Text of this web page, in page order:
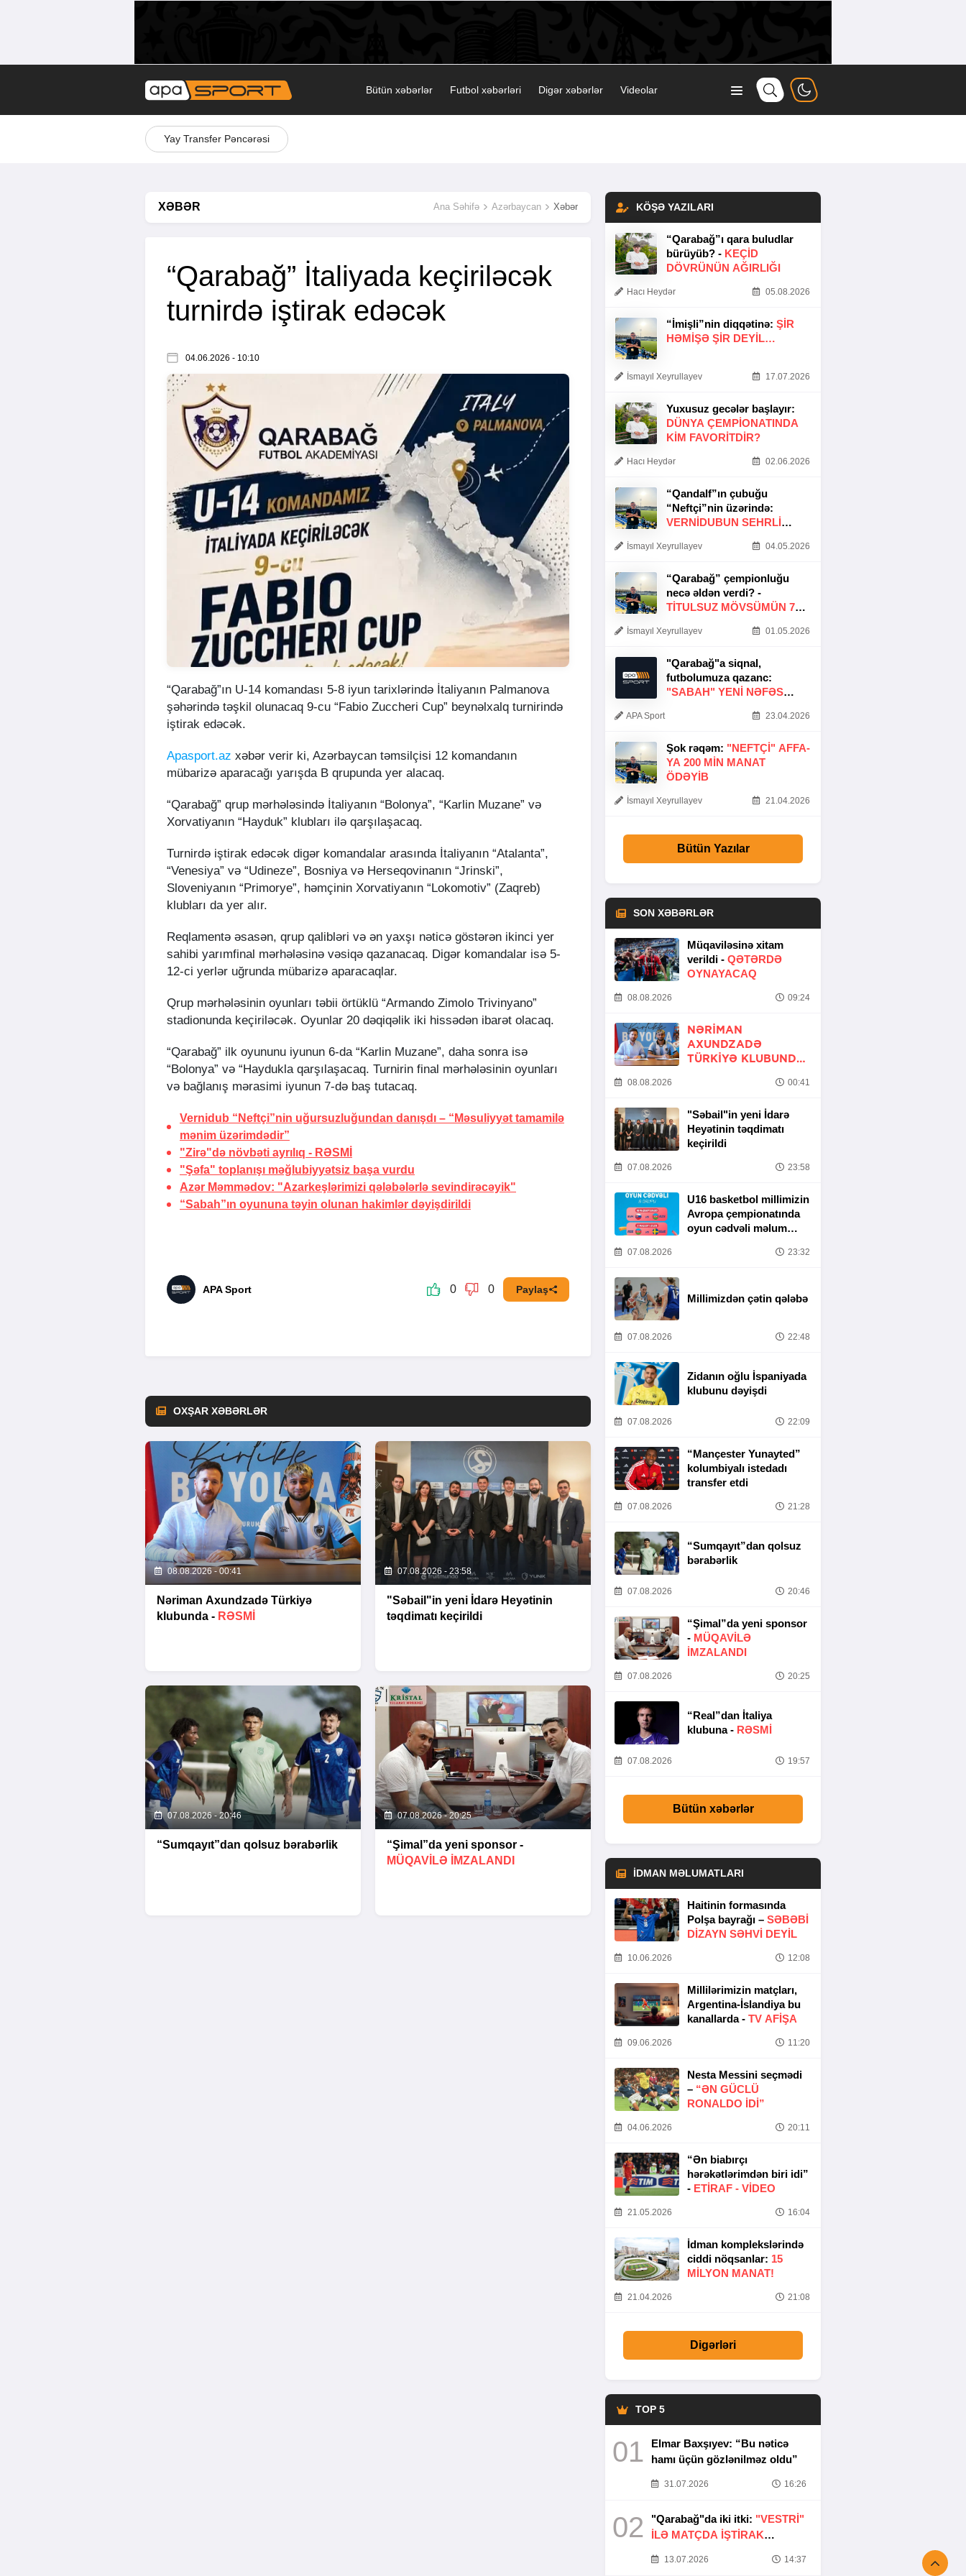
Bütün xəbərlər Futbol xəbərləri Digər xəbərlər Videolar
Yay Transfer Pəncərəsi
XƏBƏR Ana Səhifə Azərbaycan Xəbər
“Qarabağ” İtaliyada keçiriləcək
turnirdə iştirak edəcək
04.06.2026 - 10:10
“Qarabağ”ın U-14 komandası 5-8 iyun tarixlərində İtaliyanın Palmanova
şəhərində təşkil olunacaq 9-cu “Fabio Zuccheri Cup” beynəlxalq turnirində
iştirak edəcək.
Apasport.az xəbər verir ki, Azərbaycan təmsilçisi 12 komandanın
mübarizə aparacağı yarışda B qrupunda yer alacaq.
“Qarabağ” qrup mərhələsində İtaliyanın “Bolonya”, “Karlin Muzane” və
Xorvatiyanın “Hayduk” klubları ilə qarşılaşacaq.
Turnirdə iştirak edəcək digər komandalar arasında İtaliyanın “Atalanta”,
“Venesiya” və “Udineze”, Bosniya və Herseqovinanın “Jrinski”,
Sloveniyanın “Primorye”, həmçinin Xorvatiyanın “Lokomotiv” (Zaqreb)
klubları da yer alır.
Reqlamentə əsasən, qrup qalibləri və ən yaxşı nəticə göstərən ikinci yer
sahibi yarımfinal mərhələsinə vəsiqə qazanacaq. Digər komandalar isə 5-
12-ci yerlər uğrunda mübarizə aparacaqlar.
Qrup mərhələsinin oyunları təbii örtüklü “Armando Zimolo Trivinyano”
stadionunda keçiriləcək. Oyunlar 20 dəqiqəlik iki hissədən ibarət olacaq.
“Qarabağ” ilk oyununu iyunun 6-da “Karlin Muzane”, daha sonra isə
“Bolonya” və “Haydukla qarşılaşacaq. Turnirin final mərhələsinin oyunları
və bağlanış mərasimi iyunun 7-də baş tutacaq.
Vernidub “Neftçi”nin uğursuzluğundan danışdı – “Məsuliyyət tamamilə
mənim üzərimdədir”
"Zirə"də növbəti ayrılıq - RƏSMİ
"Şəfa" toplanışı məğlubiyyətsiz başa vurdu
Azər Məmmədov: "Azarkeşlərimizi qələbələrlə sevindirəcəyik"
“Sabah”ın oyununa təyin olunan hakimlər dəyişdirildi
APA Sport 0 0 Paylaş
OXŞAR XƏBƏRLƏR
08.08.2026 - 00:41
Nəriman Axundzadə Türkiyə
klubunda - RƏSMİ
07.08.2026 - 23:58
"Səbail"in yeni İdarə Heyətinin
təqdimatı keçirildi
07.08.2026 - 20:46
“Sumqayıt”dan qolsuz bərabərlik
07.08.2026 - 20:25
“Şimal”da yeni sponsor -
MÜQAVİLƏ İMZALANDI
KÖŞƏ YAZILARI
“Qarabağ”ı qara buludlar
bürüyüb? - KEÇID
DÖVRÜNÜN AĞIRLIĞI
Hacı Heydər 05.08.2026
“İmişli”nin diqqətinə: ŞIR
HƏMIŞƏ ŞIR DEYIL…
İsmayıl Xeyrullayev 17.07.2026
Yuxusuz gecələr başlayır:
DÜNYA ÇEMPIONATINDA
KIM FAVORITDIR?
Hacı Heydər 02.06.2026
“Qandalf”ın çubuğu
“Neftçi”nin üzərində:
VERNİDUBUN SEHRLİ
İsmayıl Xeyrullayev 04.05.2026
“Qarabağ” çempionluğu
necə əldən verdi? -
TITULSUZ MÖVSÜMÜN 7
İsmayıl Xeyrullayev 01.05.2026
"Qarabağ"a siqnal,
futbolumuza qazanc:
"SABAH" YENI NƏFƏS
APA Sport 23.04.2026
Şok rəqəm: "NEFTÇI" AFFA-
YA 200 MIN MANAT
ÖDƏYIB
İsmayıl Xeyrullayev 21.04.2026
Bütün Yazılar
SON XƏBƏRLƏR
Müqaviləsinə xitam
verildi - QƏTƏRDƏ
OYNAYACAQ
08.08.2026 09:24
NƏRIMAN
AXUNDZADƏ
TÜRKIYƏ KLUBUNDA
08.08.2026 00:41
"Səbail"in yeni İdarə
Heyətinin təqdimatı
keçirildi
07.08.2026 23:58
U16 basketbol millimizin
Avropa çempionatında
oyun cədvəli məlum
07.08.2026 23:32
Millimizdən çətin qələbə
07.08.2026 22:48
Zidanın oğlu İspaniyada
klubunu dəyişdi
07.08.2026 22:09
“Mançester Yunayted”
kolumbiyalı istedadı
transfer etdi
07.08.2026 21:28
“Sumqayıt”dan qolsuz
bərabərlik
07.08.2026 20:46
“Şimal”da yeni sponsor
- MÜQAVİLƏ
İMZALANDI
07.08.2026 20:25
“Real”dan İtaliya
klubuna - RƏSMİ
07.08.2026 19:57
Bütün xəbərlər
İDMAN MƏLUMATLARI
Haitinin formasında
Polşa bayrağı – SƏBƏBI
DIZAYN SƏHVI DEYIL
10.06.2026 12:08
Millilərimizin matçları,
Argentina-İslandiya bu
kanallarda - TV AFİŞA
09.06.2026 11:20
Nesta Messini seçmədi
– “ƏN GÜCLÜ
RONALDO IDI”
04.06.2026 20:11
“Ən biabırçı
hərəkətlərimdən biri idi”
- ETIRAF - VİDEO
21.05.2026 16:04
İdman komplekslərində
ciddi nöqsanlar: 15
MILYON MANAT!
21.04.2026 21:08
Digərləri
TOP 5
01
Elmar Baxşıyev: “Bu nəticə
hamı üçün gözlənilməz oldu”
31.07.2026 16:26
02 "Qarabağ"da iki itki: "VESTRİ"
İLƏ MATÇDA İŞTİRAK
13.07.2026 14:37